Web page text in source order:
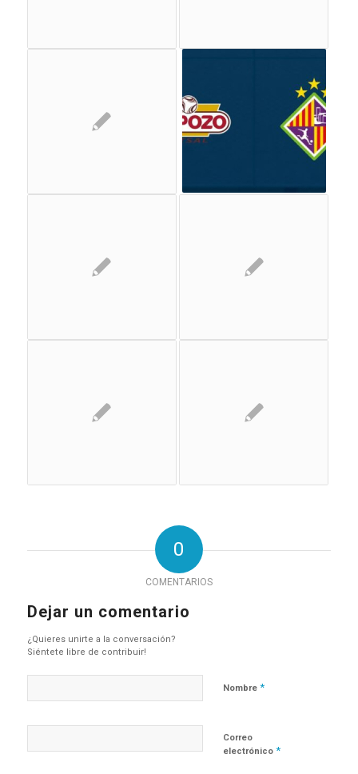
0
COMENTARIOS
Dejar un comentario
¿Quieres unirte a la conversación?
Siéntete libre de contribuir!
Nombre *
Correo
electrónico *